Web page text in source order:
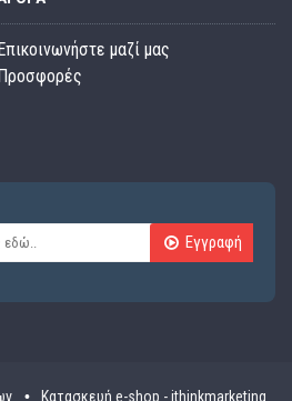
μαζί μας
Εγγραφή
Κατασκευή e-shop - ithinkmarketing